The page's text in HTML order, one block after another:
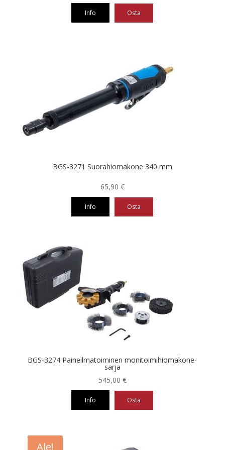
Info Osta
BGS-3271 Suorahiomakone 340 mm
65,90 €
Info Osta
BGS-3274 Paineilmatoiminen monitoimihiomakone-
sarja
545,00 €
Info Osta
Ale!